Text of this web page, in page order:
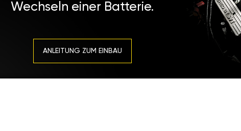
Wechseln einer Batterie.
ANLEITUNG ZUM EINBAU